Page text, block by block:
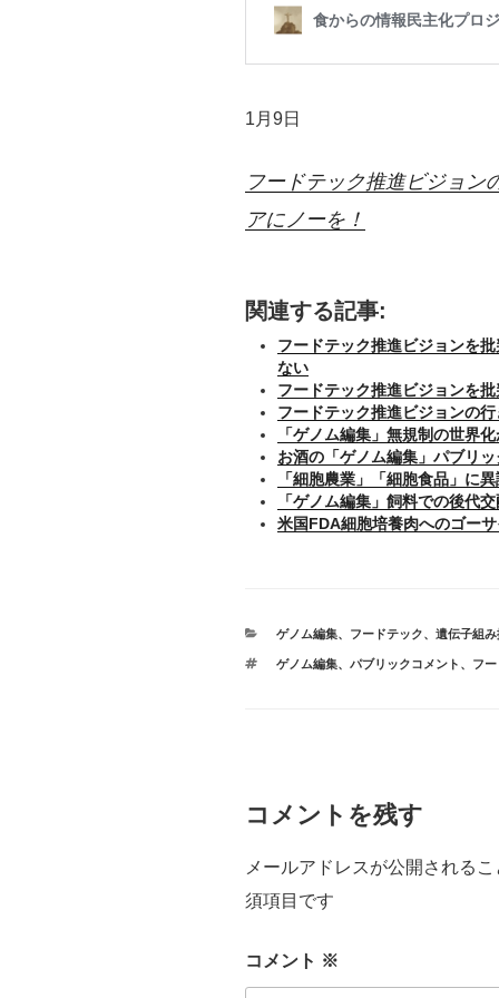
1月9日
フードテック推進ビジョン
アにノーを！
関連する記事:
フードテック推進ビジョンを
ない
フードテック推進ビジョンを
フードテック推進ビジョンの
「ゲノム編集」無規制の世界
お酒の「ゲノム編集」パブリ
「細胞農業」「細胞食品」に
「ゲノム編集」飼料での後代
米国FDA細胞培養肉へのゴー
カ
ゴ
ゲノム編集、 フードテック、 遺伝子組み
タ
ゲノム編集、 パブリックコメント 、 フ
コメントを残す
メールアドレスが公開される
須項目です
コメント ※